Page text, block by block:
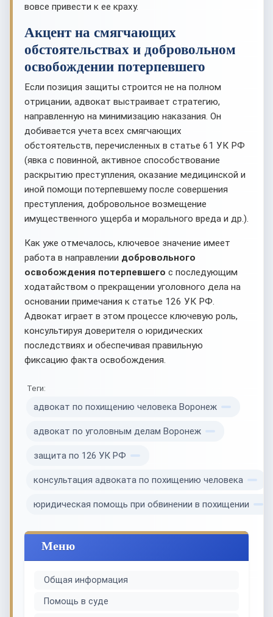
вовсе привести к ее краху.
Акцент на смягчающих
обстоятельствах и добровольном
освобождении потерпевшего
Если позиция защиты строится не на полном
отрицании, адвокат выстраивает стратегию,
направленную на минимизацию наказания. Он
добивается учета всех смягчающих
обстоятельств, перечисленных в статье 61 УК РФ
(явка с повинной, активное способствование
раскрытию преступления, оказание медицинской и
иной помощи потерпевшему после совершения
преступления, добровольное возмещение
имущественного ущерба и морального вреда и др.).
Как уже отмечалось, ключевое значение имеет
работа в направлении добровольного
освобождения потерпевшего с последующим
ходатайством о прекращении уголовного дела на
основании примечания к статье 126 УК РФ.
Адвокат играет в этом процессе ключевую роль,
консультируя доверителя о юридических
последствиях и обеспечивая правильную
фиксацию факта освобождения.
Теги:
адвокат по похищению человека Воронеж
адвокат по уголовным делам Воронеж
защита по 126 УК РФ
консультация адвоката по похищению человека
юридическая помощь при обвинении в похищении
Меню
Общая информация
Помощь в суде